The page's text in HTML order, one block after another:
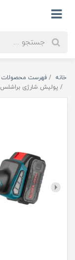
خانه
فهرست محصولات
پولیش شارژی براشلس 40 ولت 180 میلی متری مدل 8926 رونیکس